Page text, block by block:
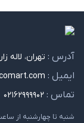
آدرس : تهران، لاله
ایمیل :
تماس : ۰۲۱۶۲۹۹۹۹۰۲
شنبه تا چهارشنبه از ساعت ۹ الی ۱۸ و پنج شنبه